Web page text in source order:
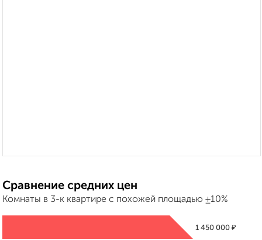
Сравнение средних цен
Комнаты в 3-к квартире с похожей площадью ±10%
1 450 000 ₽